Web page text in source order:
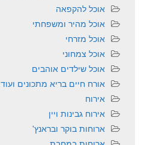
אוכל להקפאה
אוכל מהיר ומשפחתי
אוכל מזרחי
אוכל צמחוני
אוכל שילדים אוהבים
אורח חיים בריא מתכונים ועוד
אירוח
אירוח גבינות ויין
ארוחות בוקר ובראנץ'